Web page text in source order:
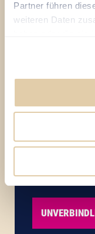
Partner führen
weiteren Daten
Miete
Tiefgarage
Pro
Preise in CHF